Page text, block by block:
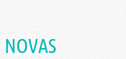
NOVAS